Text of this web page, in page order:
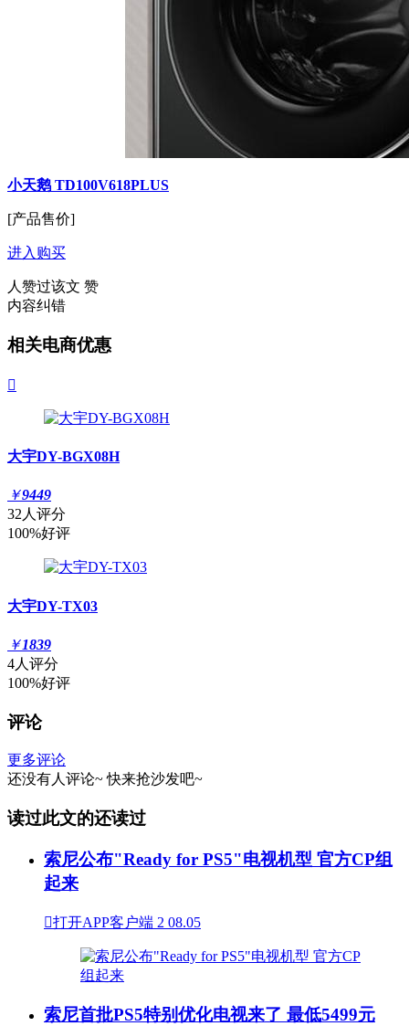
小天鹅 TD100V618PLUS
[产品售价]
进入购买
人赞过该文 赞
内容纠错
相关电商优惠

大宇DY-BGX08H
￥9449
32人评分
100%好评
大宇DY-TX03
￥1839
4人评分
100%好评
评论
更多评论
还没有人评论~ 快来抢沙发吧~
读过此文的还读过
索尼公布"Ready for PS5"电视机型 官方CP组
起来
打开APP客户端 2 08.05
索尼首批PS5特别优化电视来了 最低5499元